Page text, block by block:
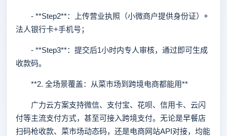
- **Step2**：上传营业执照（小微商户提供身份证）+
法人银行卡+手机号；
- **Step3**：提交后1小时内专人审核，通过即可生成
收款码。
**2. 全场景覆盖：从菜市场到跨境电商都能用**
广力云方案支持微信、支付宝、花呗、信用卡、云闪
付等主流支付方式，甚至可接入跨境支付。无论是早餐店
扫码枪收款、菜市场动态码，还是电商网站API对接，均能